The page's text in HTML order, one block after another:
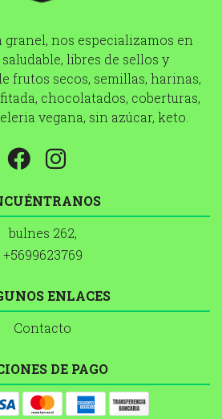
granel, nos especializamos en
libres de sellos y
frutos secos, semillas, harinas,
chocolatados, coberturas,
vegana, sin azúcar, keto.
bulnes 262,
+5699623769
ENLACES
Contacto
DE PAGO